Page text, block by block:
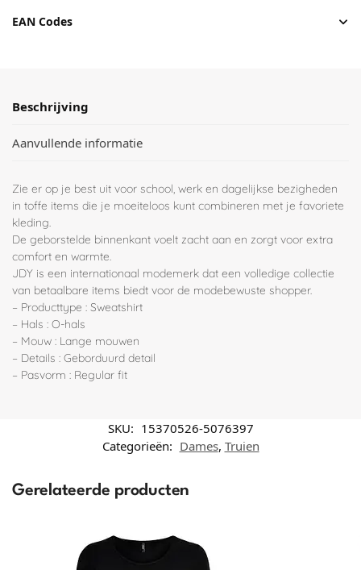
EAN Codes
Beschrijving
Aanvullende informatie
Zie er op je best uit voor school, werk en dagelijkse bezigheden
in toffe items die je moeiteloos kunt combineren met je favoriete
kleding.
De geborstelde binnenkant voelt zacht aan en zorgt voor extra
comfort en warmte.
JDY is een internationaal modemerk dat een volledige collectie
van betaalbare items biedt voor de modebewuste shopper.
– Producttype : Sweatshirt
– Hals : O-hals
– Mouw : Lange mouwen
– Details : Geborduurd detail
– Pasvorm : Regular fit
SKU: 15370526-5076397
Categorieën: Dames, Truien
Gerelateerde producten